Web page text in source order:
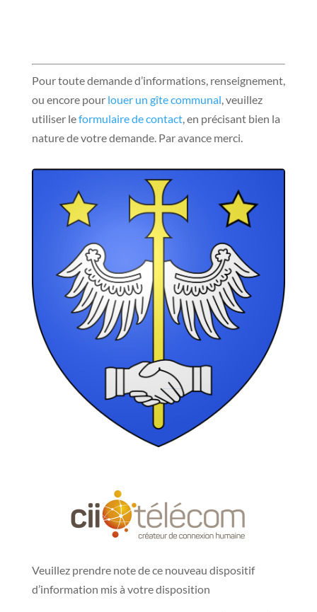
Pour toute demande d’informations, renseignement,
ou encore pour louer un gîte communal, veuillez
utiliser leformulaire de contact, en précisant bien la
nature de votre demande. Par avance merci.
Veuillez prendre note de ce nouveau dispositif
d’information mis à votre disposition